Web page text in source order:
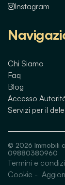
Instagram
Chi Siamo
Faq
Blog
Accesso
Servizi per il
© 2026 Immobili
09880380960
Termini e
Cookie -